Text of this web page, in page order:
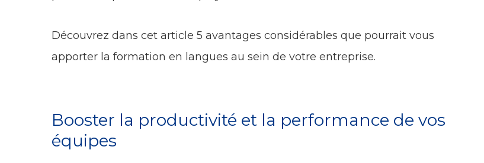
Découvrez dans cet article 5 avantages considérables que pourrait vous
apporter la formation en langues au sein de votre entreprise.
Booster la productivité et la performance de vos
équipes